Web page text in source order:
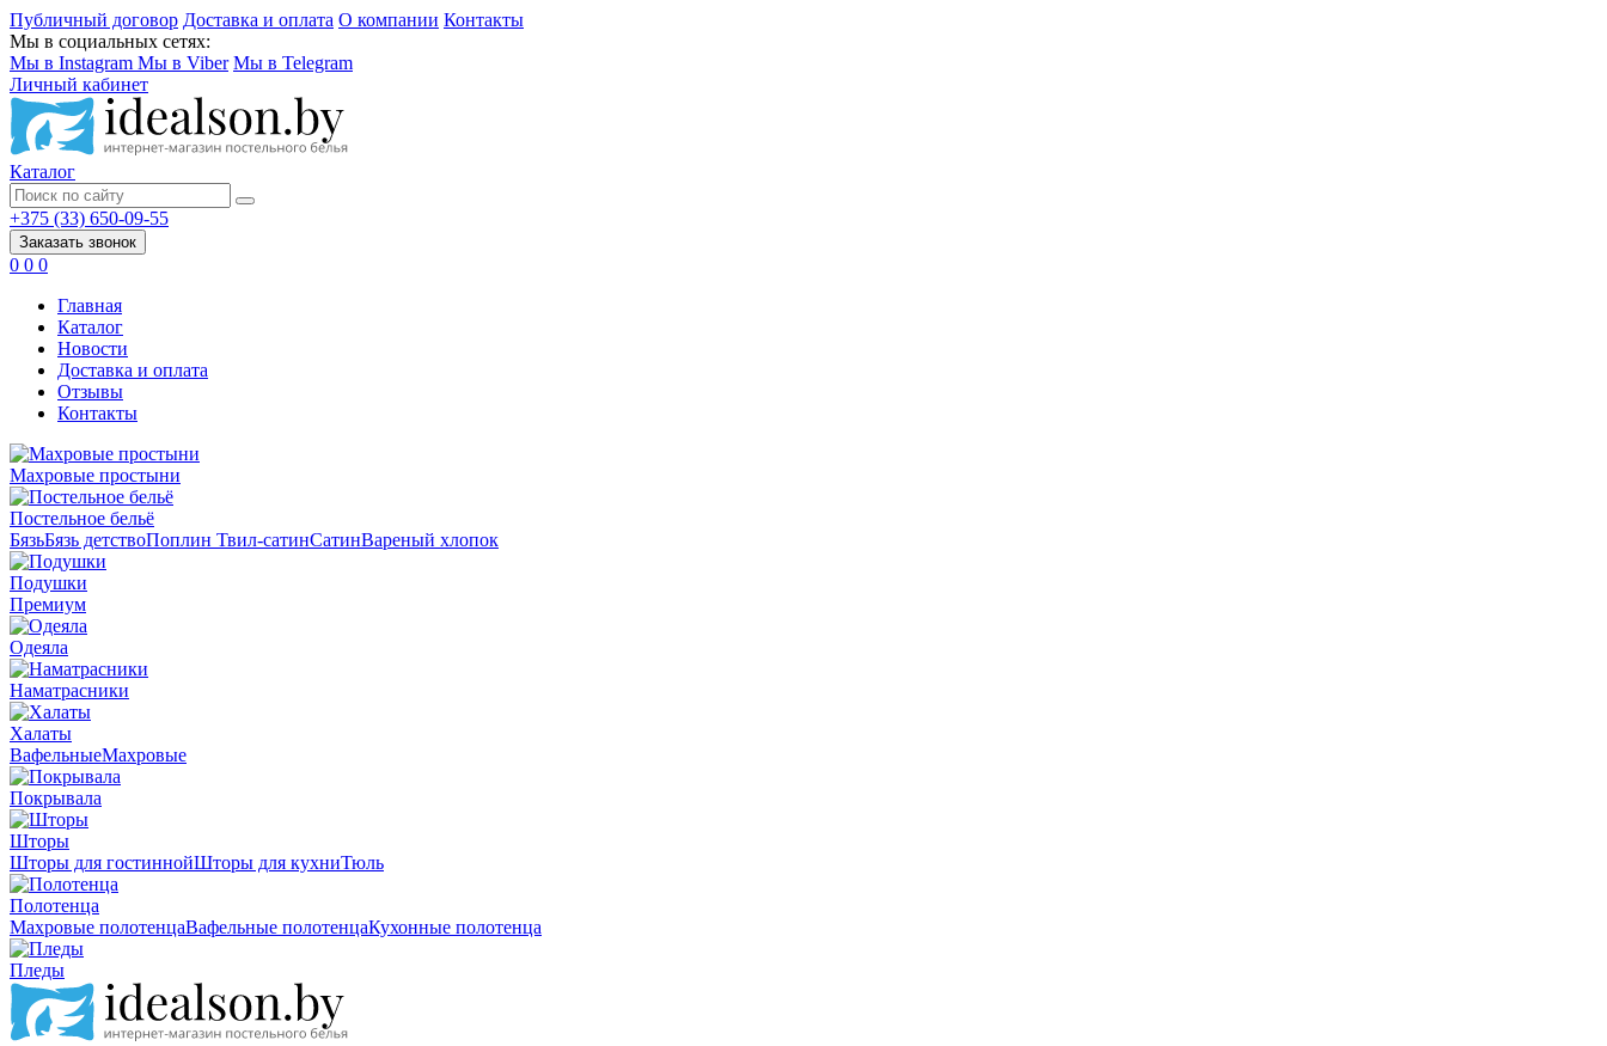
Публичный договор Доставка и оплата О компании Контакты
Мы в социальных сетях:
Мы в Instagram Мы в Viber Мы в Telegram
Личный кабинет
Каталог
+375 (33) 650-09-55
Заказать звонок
0 0 0
Главная
Каталог
Новости
Доставка и оплата
Отзывы
Контакты
Махровые простыни
Постельное бельё
БязьБязь детствоПоплин Твил-сатинСатинВареный хлопок
Подушки
Премиум
Одеяла
Наматрасники
Халаты
ВафельныеМахровые
Покрывала
Шторы
Шторы для гостиннойШторы для кухниТюль
Полотенца
Махровые полотенцаВафельные полотенцаКухонные полотенца
Пледы